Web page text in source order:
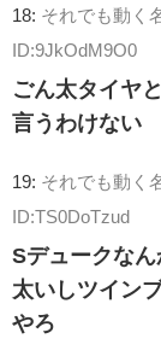
18: それでも動く
ID:9JkOdM9O0
ごん太タイヤ
言うわけない
19: それでも動く
ID:TS0DoTzud
Sデュークな
太いしツイン
やろ